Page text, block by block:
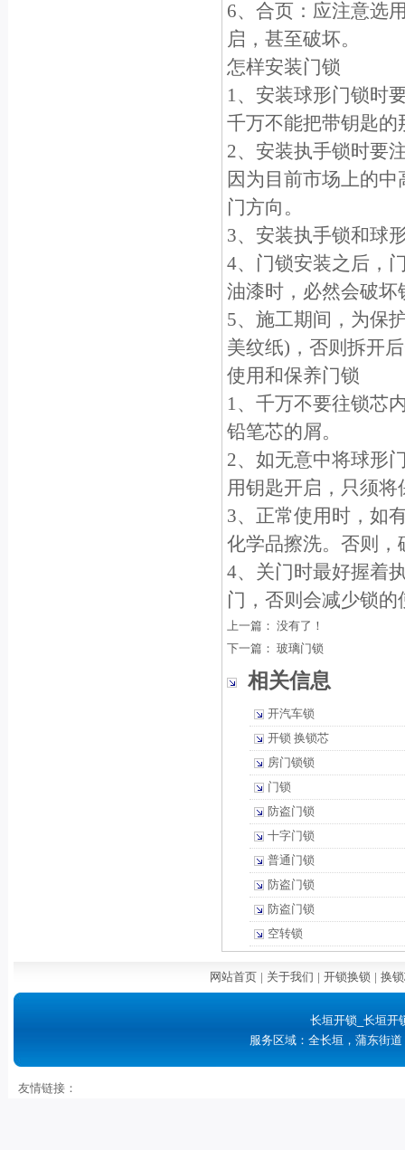
6、合页：应注意选
启，甚至破坏。
怎样安装门锁
1、安装球形门锁时
千万不能把带钥匙
2、安装执手锁时要
因为目前市场上的
门方向。
3、安装执手锁和球
4、门锁安装之后，
油漆时，必然会破坏
5、施工期间，为保
美纹纸)，否则拆开
使用和保养门锁
1、千万不要往锁芯
铅笔芯的屑。
2、如无意中将球形
用钥匙开启，只须
3、正常使用时，如
化学品擦洗。否则
4、关门时最好握着
门，否则会减少锁的
上一篇： 没有了！
下一篇： 玻璃门锁
相关信息
开汽车锁
开锁 换锁芯
房门锁锁
门锁
防盗门锁
十字门锁
普通门锁
防盗门锁
防盗门锁
空转锁
网站首页 | 关于我们 | 开锁换锁 | 换
长垣开锁_长垣开
服务区域：全长垣，蒲东街
友情链接：